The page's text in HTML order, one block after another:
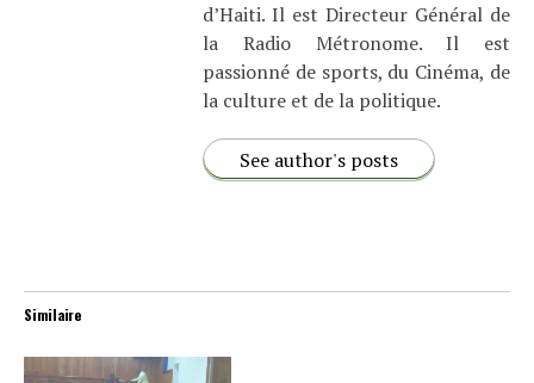
d’Haiti. Il est Directeur Général de
la Radio Métronome. Il est
passionné de sports, du Cinéma, de
la culture et de la politique.
See author's posts
Similaire